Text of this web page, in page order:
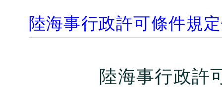
陸海事行政許可條件規
陸海事行政許